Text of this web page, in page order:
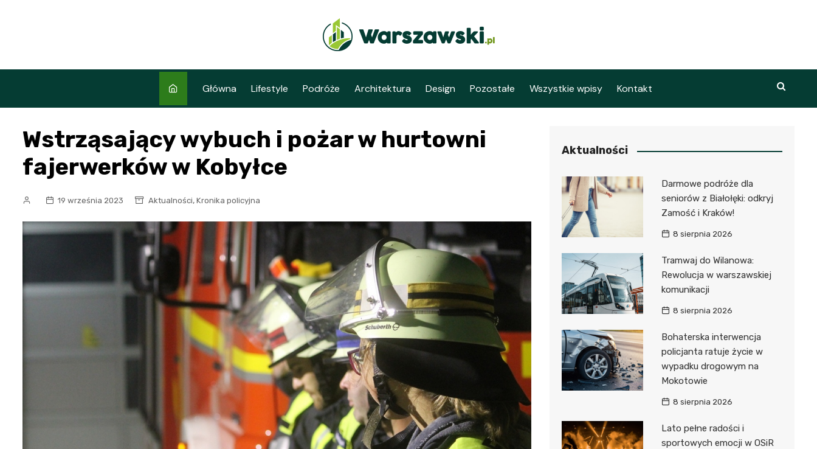
Główna Lifestyle Podróże Architektura Design Pozostałe Wszystkie wpisy Kontakt
Wstrząsający wybuch i pożar w hurtowni
fajerwerków w Kobyłce
19 września 2023 Aktualności, Kronika policyjna
Aktualności
Darmowe podróże dla
seniorów z Białołęki: odkryj
Zamość i Kraków!
8 sierpnia 2026
Tramwaj do Wilanowa:
Rewolucja w warszawskiej
komunikacji
8 sierpnia 2026
Bohaterska interwencja
policjanta ratuje życie w
wypadku drogowym na
Mokotowie
8 sierpnia 2026
Lato pełne radości i
sportowych emocji w OSiR